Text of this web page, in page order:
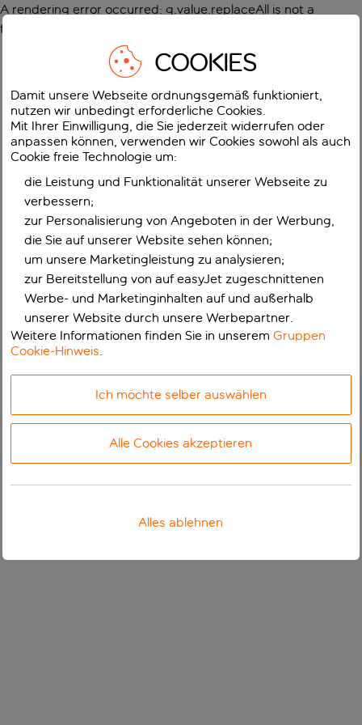
A rendering error occurred: g.value.replaceAll is not a
function
COOKIES
Damit unsere Webseite ordnungsgemäß funktioniert,
nutzen wir unbedingt erforderliche Cookies.
Mit Ihrer Einwilligung, die Sie jederzeit widerrufen oder
anpassen können, verwenden wir Cookies sowohl als auch
Cookie freie Technologie um:
die Leistung und Funktionalität unserer Webseite zu
verbessern;
zur Personalisierung von Angeboten in der Werbung,
die Sie auf unserer Website sehen können;
um unsere Marketingleistung zu analysieren;
zur Bereitstellung von auf easyJet zugeschnittenen
Werbe- und Marketinginhalten auf und außerhalb
unserer Website durch unsere Werbepartner.
Weitere Informationen finden Sie in unseremGruppen
Cookie-Hinweis.
Ich möchte selber auswählen
Alle Cookies akzeptieren
Alles ablehnen